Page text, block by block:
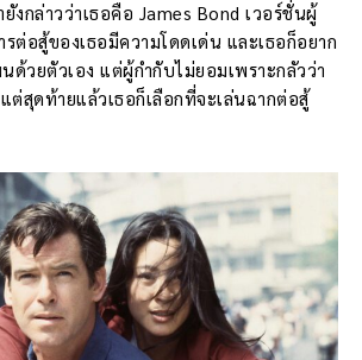
งกล่าวว่าเธอคือ James Bond เวอร์ชั่นผู้
ต่อสู้ของเธอมีความโดดเด่น และเธอก็อยาก
ด้วยตัวเอง แต่ผู้กำกับไม่ยอมเพราะกลัวว่า
ต่สุดท้ายแล้วเธอก็เลือกที่จะเล่นฉากต่อสู้